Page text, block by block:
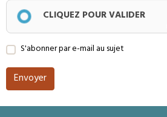
CLIQUEZ POUR VALIDER
S'abonner par e-mail au sujet
Envoyer